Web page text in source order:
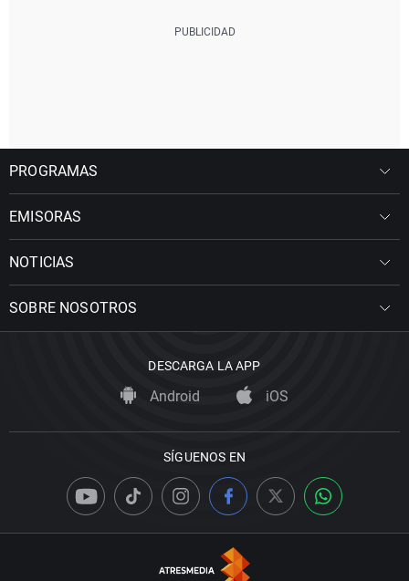
PROGRAMAS
EMISORAS
NOTICIAS
SOBRE NOSOTROS
DESCARGA LA APP
Android iOS
SÍGUENOS EN